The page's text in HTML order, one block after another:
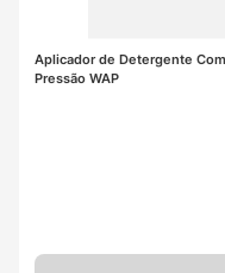
Aplicador de Detergente
Pressão WAP